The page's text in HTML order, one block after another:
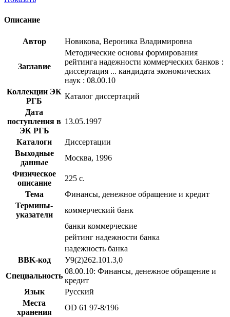
Описание
Автор Новикова, Вероника Владимировна
Заглавие
Методические основы формирования
рейтинга надежности коммерческих банков :
диссертация ... кандидата экономических
наук : 08.00.10
Коллекции ЭК
РГБ
Каталог диссертаций
Дата
поступления в
ЭК РГБ
13.05.1997
Каталоги
Диссертации
Выходные
данные
Москва, 1996
Физическое
описание
225 с.
Тема
Финансы, денежное обращение и кредит
Термины-
указатели
коммерческий банк
банки коммерческие
рейтинг надежности банка
надежность банка
BBK-код
У9(2)262.101.3,0
Специальность
08.00.10: Финансы, денежное обращение и
кредит
Язык
Русский
Места
хранения
OD 61 97-8/196